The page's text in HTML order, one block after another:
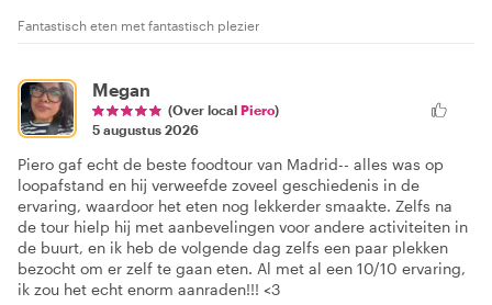
Fantastisch eten met fantastisch plezier
Megan
(Over local Piero)
5 augustus 2026
Piero gaf echt de beste foodtour van Madrid-- alles was op
loopafstand en hij verweefde zoveel geschiedenis in de
ervaring, waardoor het eten nog lekkerder smaakte. Zelfs na
de tour hielp hij met aanbevelingen voor andere activiteiten in
de buurt, en ik heb de volgende dag zelfs een paar plekken
bezocht om er zelf te gaan eten. Al met al een 10/10 ervaring,
ik zou het echt enorm aanraden!!! <3